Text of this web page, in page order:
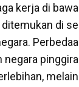
kerja di
ditemukan di
negara